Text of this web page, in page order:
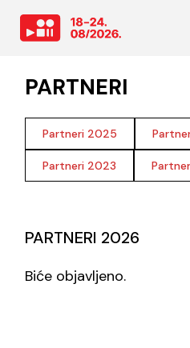
PARTNERI
Partneri 2025
Partneri 2023
PARTNERI 2026
Biće objavljeno.